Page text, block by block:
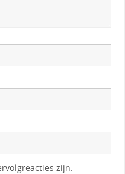
zijn.